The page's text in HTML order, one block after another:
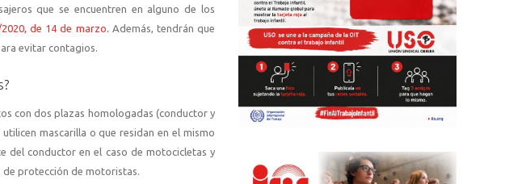
que se encuentren en alguno de los
de 14 de marzo. Además, tendrán que
evitar contagios.
con dos plazas homologadas (conductor y
mascarilla o que residan en el mismo
del conductor en el caso de motocicletas y
protección de motoristas.